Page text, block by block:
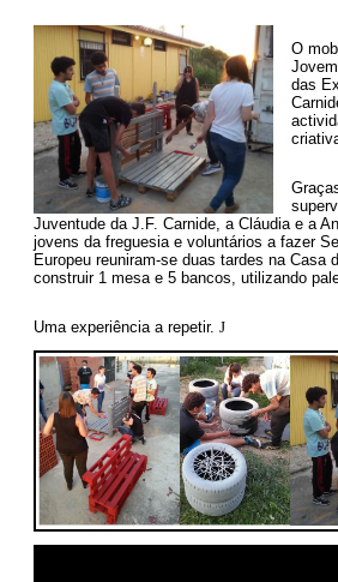
O
das
Juventude da J.F. Carnide, a Cláudia e a
jovens da freguesia e voluntários a fazer
Europeu reuniram-se duas tardes na Casa
construir 1 mesa e 5 bancos, utilizando
Uma experiência a repetir. J